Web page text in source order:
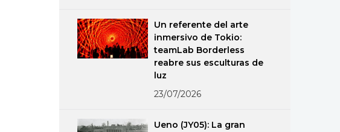
Un referente del arte
inmersivo de Tokio:
teamLab Borderless
reabre sus esculturas de
luz
23/07/2026
Ueno (JY05): La gran